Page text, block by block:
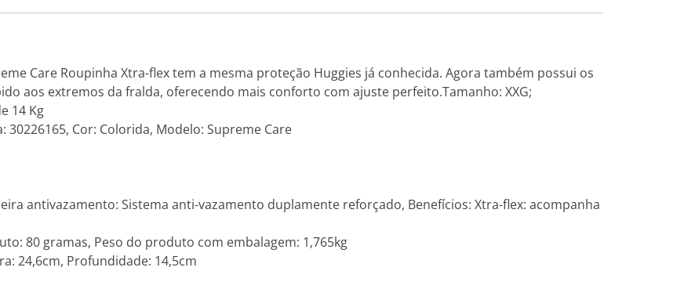
Care Roupinha Xtra-flex tem a mesma proteção Huggies já conhecida. Agora também possui os
aos extremos da fralda, oferecendo mais conforto com ajuste perfeito.Tamanho: XXG;
14 Kg
Cor: Colorida, Modelo: Supreme Care
antivazamento: Sistema anti-vazamento duplamente reforçado, Benefícios: Xtra-flex: acompanha
80 gramas, Peso do produto com embalagem: 1,765kg
24,6cm, Profundidade: 14,5cm